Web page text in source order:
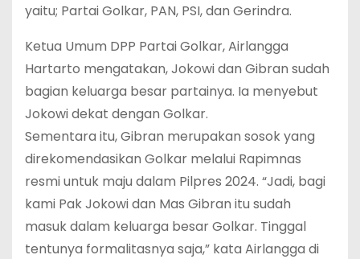
yaitu; Partai Golkar, PAN, PSI, dan Gerindra.
Ketua Umum DPP Partai Golkar, Airlangga
Hartarto mengatakan, Jokowi dan Gibran sudah
bagian keluarga besar partainya. Ia menyebut
Jokowi dekat dengan Golkar.
Sementara itu, Gibran merupakan sosok yang
direkomendasikan Golkar melalui Rapimnas
resmi untuk maju dalam Pilpres 2024. “Jadi, bagi
kami Pak Jokowi dan Mas Gibran itu sudah
masuk dalam keluarga besar Golkar. Tinggal
tentunya formalitasnya saja,” kata Airlangga di